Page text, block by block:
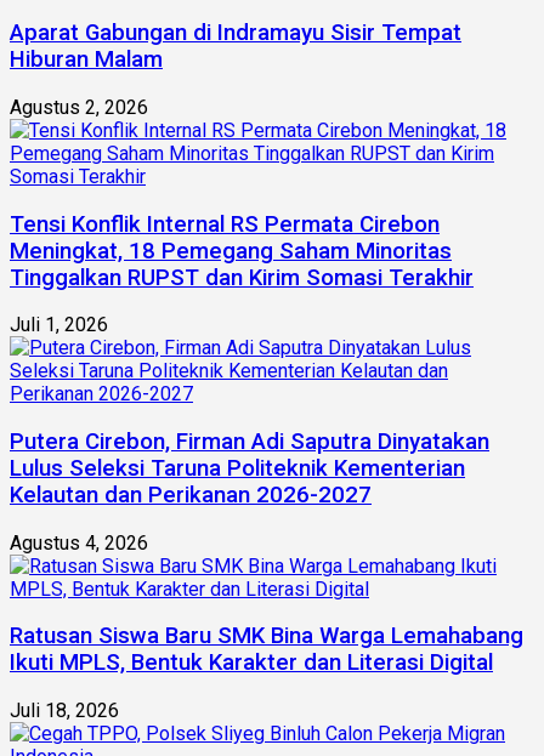
Aparat Gabungan di Indramayu Sisir Tempat
Hiburan Malam
Agustus 2, 2026
Tensi Konflik Internal RS Permata Cirebon
Meningkat, 18 Pemegang Saham Minoritas
Tinggalkan RUPST dan Kirim Somasi Terakhir
Juli 1, 2026
Putera Cirebon, Firman Adi Saputra Dinyatakan
Lulus Seleksi Taruna Politeknik Kementerian
Kelautan dan Perikanan 2026-2027
Agustus 4, 2026
Ratusan Siswa Baru SMK Bina Warga Lemahabang
Ikuti MPLS, Bentuk Karakter dan Literasi Digital
Juli 18, 2026